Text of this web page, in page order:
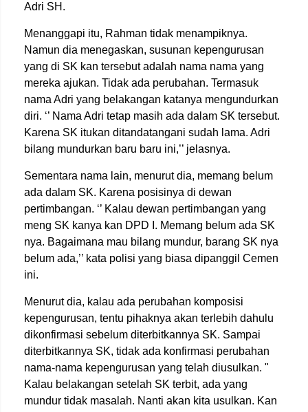
Adri SH.
Menanggapi itu, Rahman tidak menampiknya.
Namun dia menegaskan, susunan kepengurusan
yang di SK kan tersebut adalah nama nama yang
mereka ajukan. Tidak ada perubahan. Termasuk
nama Adri yang belakangan katanya mengundurkan
diri. ‘’ Nama Adri tetap masih ada dalam SK tersebut.
Karena SK itukan ditandatangani sudah lama. Adri
bilang mundurkan baru baru ini,’’ jelasnya.
Sementara nama lain, menurut dia, memang belum
ada dalam SK. Karena posisinya di dewan
pertimbangan. ‘’ Kalau dewan pertimbangan yang
meng SK kanya kan DPD I. Memang belum ada SK
nya. Bagaimana mau bilang mundur, barang SK nya
belum ada,’’ kata polisi yang biasa dipanggil Cemen
ini.
Menurut dia, kalau ada perubahan komposisi
kepengurusan, tentu pihaknya akan terlebih dahulu
dikonfirmasi sebelum diterbitkannya SK. Sampai
diterbitkannya SK, tidak ada konfirmasi perubahan
nama-nama kepengurusan yang telah diusulkan. "
Kalau belakangan setelah SK terbit, ada yang
mundur tidak masalah. Nanti akan kita usulkan. Kan